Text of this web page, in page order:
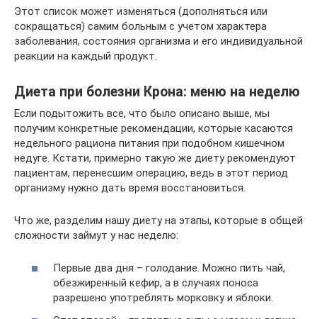
Этот список может изменяться (дополняться или
сокращаться) самим больным с учетом характера
заболевания, состояния организма и его индивидуальной
реакции на каждый продукт.
Диета при болезни Крона: меню на неделю
Если подытожить все, что было описано выше, мы
получим конкретные рекомендации, которые касаются
недельного рациона питания при подобном кишечном
недуге. Кстати, примерно такую же диету рекомендуют
пациентам, перенесшим операцию, ведь в этот период
организму нужно дать время восстановиться.
Что же, разделим нашу диету на этапы, которые в общей
сложности займут у нас неделю:
Первые два дня – голодание. Можно пить чай,
обезжиренный кефир, а в случаях поноса
разрешено употреблять морковку и яблоки.